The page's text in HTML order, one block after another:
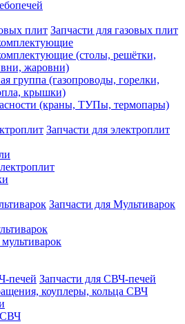
Запчасти для газовых плит
(столы, решётки,
жаровни)
группа (газопроводы, горелки,
крышки)
(краны, ТУПы, термопары)
Запчасти для электроплит
Запчасти для Мультиварок
Запчасти для СВЧ-печей
коуплеры, кольца СВЧ